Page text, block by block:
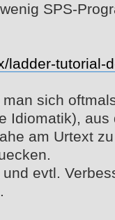
SPS-
ladder-tutorial-
sich
Idiomatik),
am Urtext
evtl.